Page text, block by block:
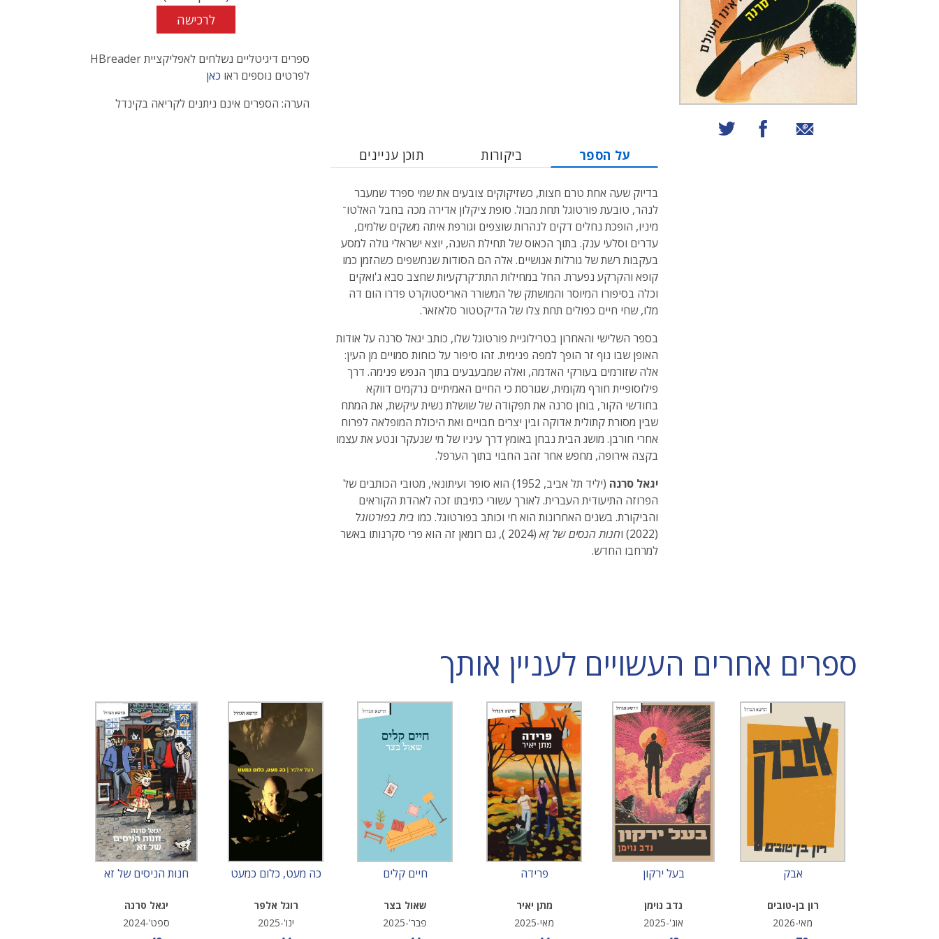
שיתוף באמצעות אימייל
שיתוף בפייסבוק
לרכישה
ספרים דיגיטליים נשלחים לאפליקציית HBreader
לפרטים נוספים ראו כאן
הערה: הספרים אינם ניתנים לקריאה בקינדל
על הספר ביקורות תוכן עניינים
בדיוק שעה אחת טרם חצות, כשזיקוקים צובעים את שמי ספרד שמעבר
לנהר, טובעת פורטוגל תחת מבול. סופת ציקלון אדירה מכה בחבל האלטו־
מיניו, הופכת נחלים דקים לנהרות שוצפים וגורפת איתה משקים שלמים,
עדרים וסלעי ענק. בתוך הכאוס של תחילת השנה, יוצא ישראלי גולה למסע
בעקבות רשת של גורלות אנושיים. אלה הם הסודות שנחשפים כשהזמן כמו
קופא והקרקע נפערת. החל במחילות התת־קרקעיות שחצב סבא ג'ואקים
וכלה בסיפורו המיוסר והמושתק של המשורר האריסטוקרט פדרו הום דה
מלו, שחי חיים כפולים תחת צלו של הדיקטטור סלאזאר.
בספר השלישי והאחרון בטרילוגיית פורטוגל שלו, כותב יגאל סרנה על אודות
האופן שבו נוף זר הופך למפה פנימית. זהו סיפור על כוחות סמויים מן העין:
אלה שזורמים בעורקי האדמה, ואלה שמבעבעים בתוך הנפש פנימה. דרך
פילוסופיית חורף מקומית, שגורסת כי החיים האמיתיים נרקמים דווקא
בחודשי הקור, בוחן סרנה את תפקודה של שושלת נשית עיקשת, את המתח
שבין מסורת קתולית אדוקה ובין יצרים חבויים ואת היכולת המופלאה לפרוח
אחרי חורבן. מושג הבית נבחן באומץ דרך עיניו של מי שנעקר ונטע את עצמו
בקצה אירופה, מחפש אחר זהב החבוי בתוך הערפל.
יגאל סרנה
(יליד תל אביב, 1952) הוא סופר ועיתונאי, מטובי הכותבים של
הפרוזה התיעודית העברית. לאורך עשורי כתיבתו זכה לאהדת הקוראים
והביקורת. בשנים האחרונות הוא חי וכותב בפורטוגל. כמו בית בפורטוגל
(2022) ו
חנות הנסים של זֵֵא
(2024 ), גם רומאן זה הוא פרי סקרנותו באשר
למרחבו החדש.
ספרים אחרים העשויים לעניין אותך
אבק
רון בן-טובים
מאי-2026
בעל ירקון
נדב נוימן
אוג'-2025
פרידה
מתן יאיר
מאי-2025
חיים קלים
שאול בצר
פבר'-2025
כה מעט, כלום כמעט
רוגל אלפר
ינו'-2025
חנות הניסים של זא
יגאל סרנה
ספט'-2024